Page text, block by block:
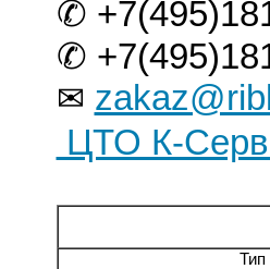
✆
✆
✉
ЦТО К-
Тип